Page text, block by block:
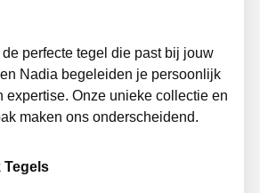
perfecte tegel die past bij jouw
Nadia begeleiden je persoonlijk
expertise. Onze unieke collectie en
maken ons onderscheidend.
Tegels